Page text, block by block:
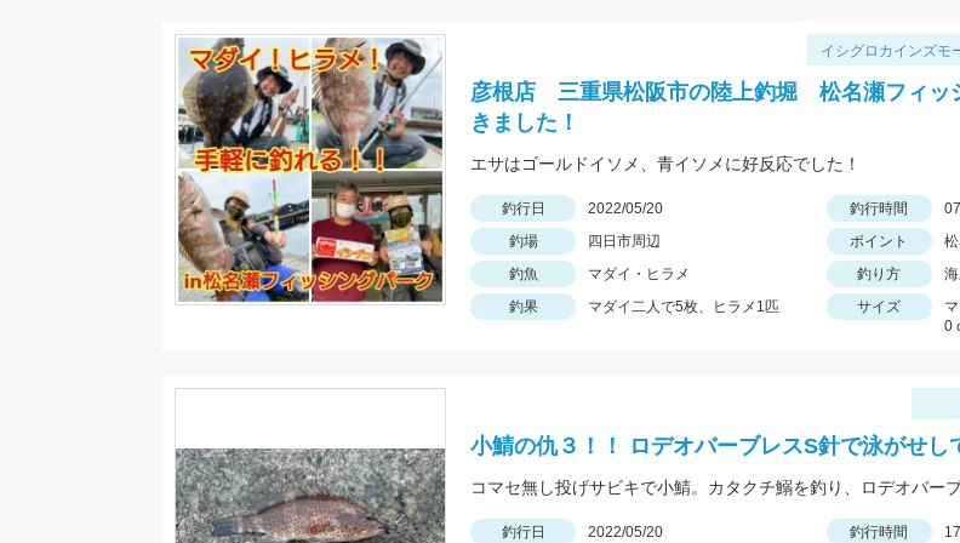
イシグロカインズモ
彦根店 三重県松阪市の陸上釣堀 松名瀬フィッ
きました！
エサはゴールドイソメ、青イソメに好反応でした！
釣行日 2022/05/20 釣行時間
釣場
四日市周辺 ポイント
釣魚
マダイ・ヒラメ 釣り方
釣果
マダイ二人で5枚、ヒラメ1匹 サイズ
0
小鯖の仇３！！ ロデオバーブレスS針で泳がせし
釣行日 2022/05/20 釣行時間